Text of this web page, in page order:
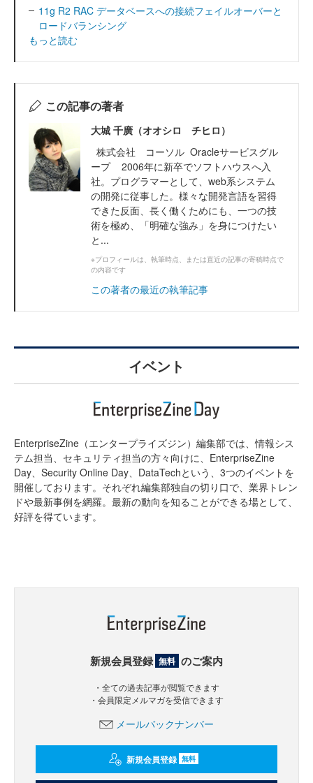
11g R2 RAC データベースへの接続フェイルオーバーと
ロードバランシング
もっと読む
この記事の著者
大城 千廣（オオシロ チヒロ）
株式会社 コーソル Oracleサービスグル
ープ 2006年に新卒でソフトハウスへ入
社。プログラマーとして、web系システム
の開発に従事した。様々な開発言語を習得
できた反面、長く働くためにも、一つの技
術を極め、「明確な強み」を身につけたい
と...
※プロフィールは、執筆時点、または直近の記事の寄稿時点で
の内容です
この著者の最近の執筆記事
イベント
EnterpriseZine（エンタープライズジン）編集部では、情報シス
テム担当、セキュリティ担当の方々向けに、EnterpriseZine
Day、Security Online Day、DataTechという、3つのイベントを
開催しております。それぞれ編集部独自の切り口で、業界トレン
ドや最新事例を網羅。最新の動向を知ることができる場として、
好評を得ています。
新規会員登録 無料 のご案内
・全ての過去記事が閲覧できます
・会員限定メルマガを受信できます
メールバックナンバー
新規会員登録 無料